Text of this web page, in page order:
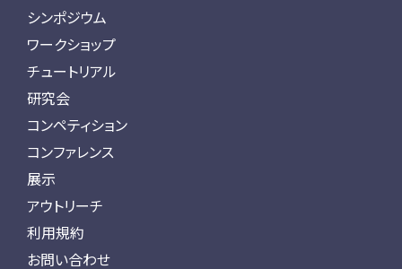
シンポジウム
ワークショップ
チュートリアル
研究会
コンペティション
コンファレンス
展示
アウトリーチ
利用規約
お問い合わせ